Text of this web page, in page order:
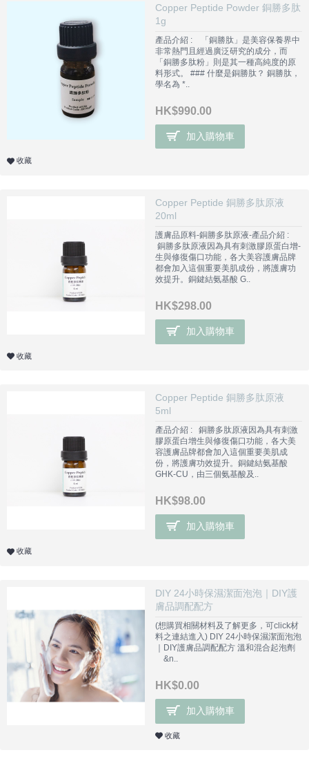
Copper Peptide Powder 銅勝多肽
1g
產品介紹 : 「銅勝肽」是美容保養界中
非常熱門且經過廣泛研究的成分，而
「銅勝多肽粉」則是其一種高純度的原
料形式。 ### 什麼是銅勝肽？ 銅勝肽，
學名為 *..
HK$990.00
加入購物車
收藏
Copper Peptide 銅勝多肽原液
20ml
護膚品原料-銅勝多肽原液-產品介紹 :
銅勝多肽原液因為具有刺激膠原蛋白增­
生與修復傷口功能，各大美容護膚品牌
都會加入這個重要美肌成份，將護膚功
效提升。銅鍵結氨基酸 G..
HK$298.00
加入購物車
收藏
Copper Peptide 銅勝多肽原液
5ml
產品介紹 : 銅勝多肽原液因為具有刺激
膠原蛋白增­生與修復傷口功能，各大美
容護膚品牌都會加入這個重要美肌成
份，將護膚功效提升。銅鍵結氨基酸
GHK-CU，由三個氨基酸及..
HK$98.00
加入購物車
收藏
DIY 24小時保濕潔面泡泡｜DIY護
膚品調配配方
(想購買相關材料及了解更多，可click材
料之連結進入) DIY 24小時保濕潔面泡泡
｜DIY護膚品調配配方 溫和混合起泡劑
&n..
HK$0.00
加入購物車
收藏